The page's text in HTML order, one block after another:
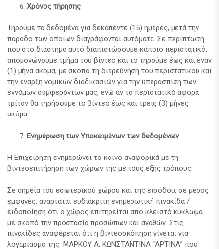
Χρόνος τήρησης
Τηρούμε τα δεδομένα για δεκαπέντε (15) ημέρες, μετά την
πάροδο των οποίων διαγράφονται αυτόματα. Σε περίπτωση
που στο διάστημα αυτό διαπιστώσουμε κάποιο περιστατικό,
απομονώνουμε τμήμα του βίντεο και το τηρούμε έως και έναν
(1) μήνα ακόμα, με σκοπό τη διερεύνηση του περιστατικού και
την έναρξη νομικών διαδικασιών για την υπεράσπιση των
εννόμων συμφερόντων μας, ενώ αν το περιστατικό αφορά
τρίτον θα τηρήσουμε το βίντεο έως και τρεις (3) μήνες
ακόμα.
Ενημέρωση των Υποκειμένων των δεδομένων
Η Επιχείρηση ενημερώνει το κοινό αναφορικά με τη
βιντεοεπιτήρηση των χώρων της με τους εξής τρόπους:
Σε σημεία του εσωτερικού χώρου και της εισόδου, σε μέρος
εμφανές, αναρτάται ευδιάκριτη ενημερωτική πινακίδα /
ειδοποίηση ότι ο χώρος επιτηρείται από κλειστό κύκλωμα
με σκοπό την προστασία προσώπων και αγαθών. Στις
πινακίδες αναφέρεται ότι η βιντεοσκόπηση γίνεται για
λογαριασμό της ΜΑΡΚΟΥ Α. ΚΩΝΣΤΑΝΤΙΝΑ “ΑΡΤΙΝΑ” που